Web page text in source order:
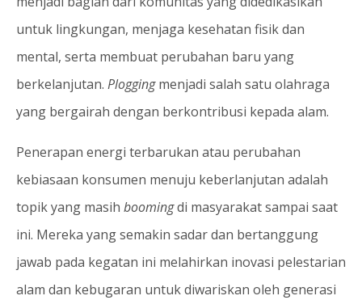
untuk lingkungan, menjaga kesehatan fisik dan
mental, serta membuat perubahan baru yang
berkelanjutan. Ploggingmenjadi salah satu olahraga
yang bergairah dengan berkontribusi kepada alam.
Penerapan energi terbarukan atau perubahan
kebiasaan konsumen menuju keberlanjutan adalah
topik yang masih boomingdi masyarakat sampai saat
ini. Mereka yang semakin sadar dan bertanggung
jawab pada kegatan ini melahirkan inovasi pelestarian
alam dan kebugaran untuk diwariskan oleh generasi